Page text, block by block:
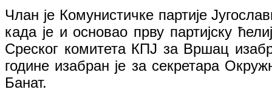
Члан је Комунистичке партије
када је и основао прву партијску
Среског комитета КПЈ за Вршац
године изабран је за секретара
Банат.